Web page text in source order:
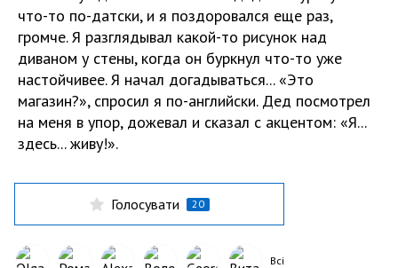
что-то по-датски, и я поздоровался еще раз,
громче. Я разглядывал какой-то рисунок над
диваном у стены, когда он буркнул что-то уже
настойчивее. Я начал догадываться... «Это
магазин?», спросил я по-английски. Дед посмотрел
на меня в упор, дожевал и сказал с акцентом: «Я...
здесь... живу!».
Голосувати 20
Всі